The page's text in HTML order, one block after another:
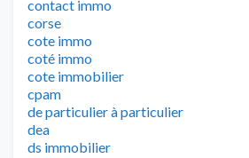
contact immo
corse
cote immo
coté immo
cote immobilier
cpam
de particulier à particulier
dea
ds immobilier